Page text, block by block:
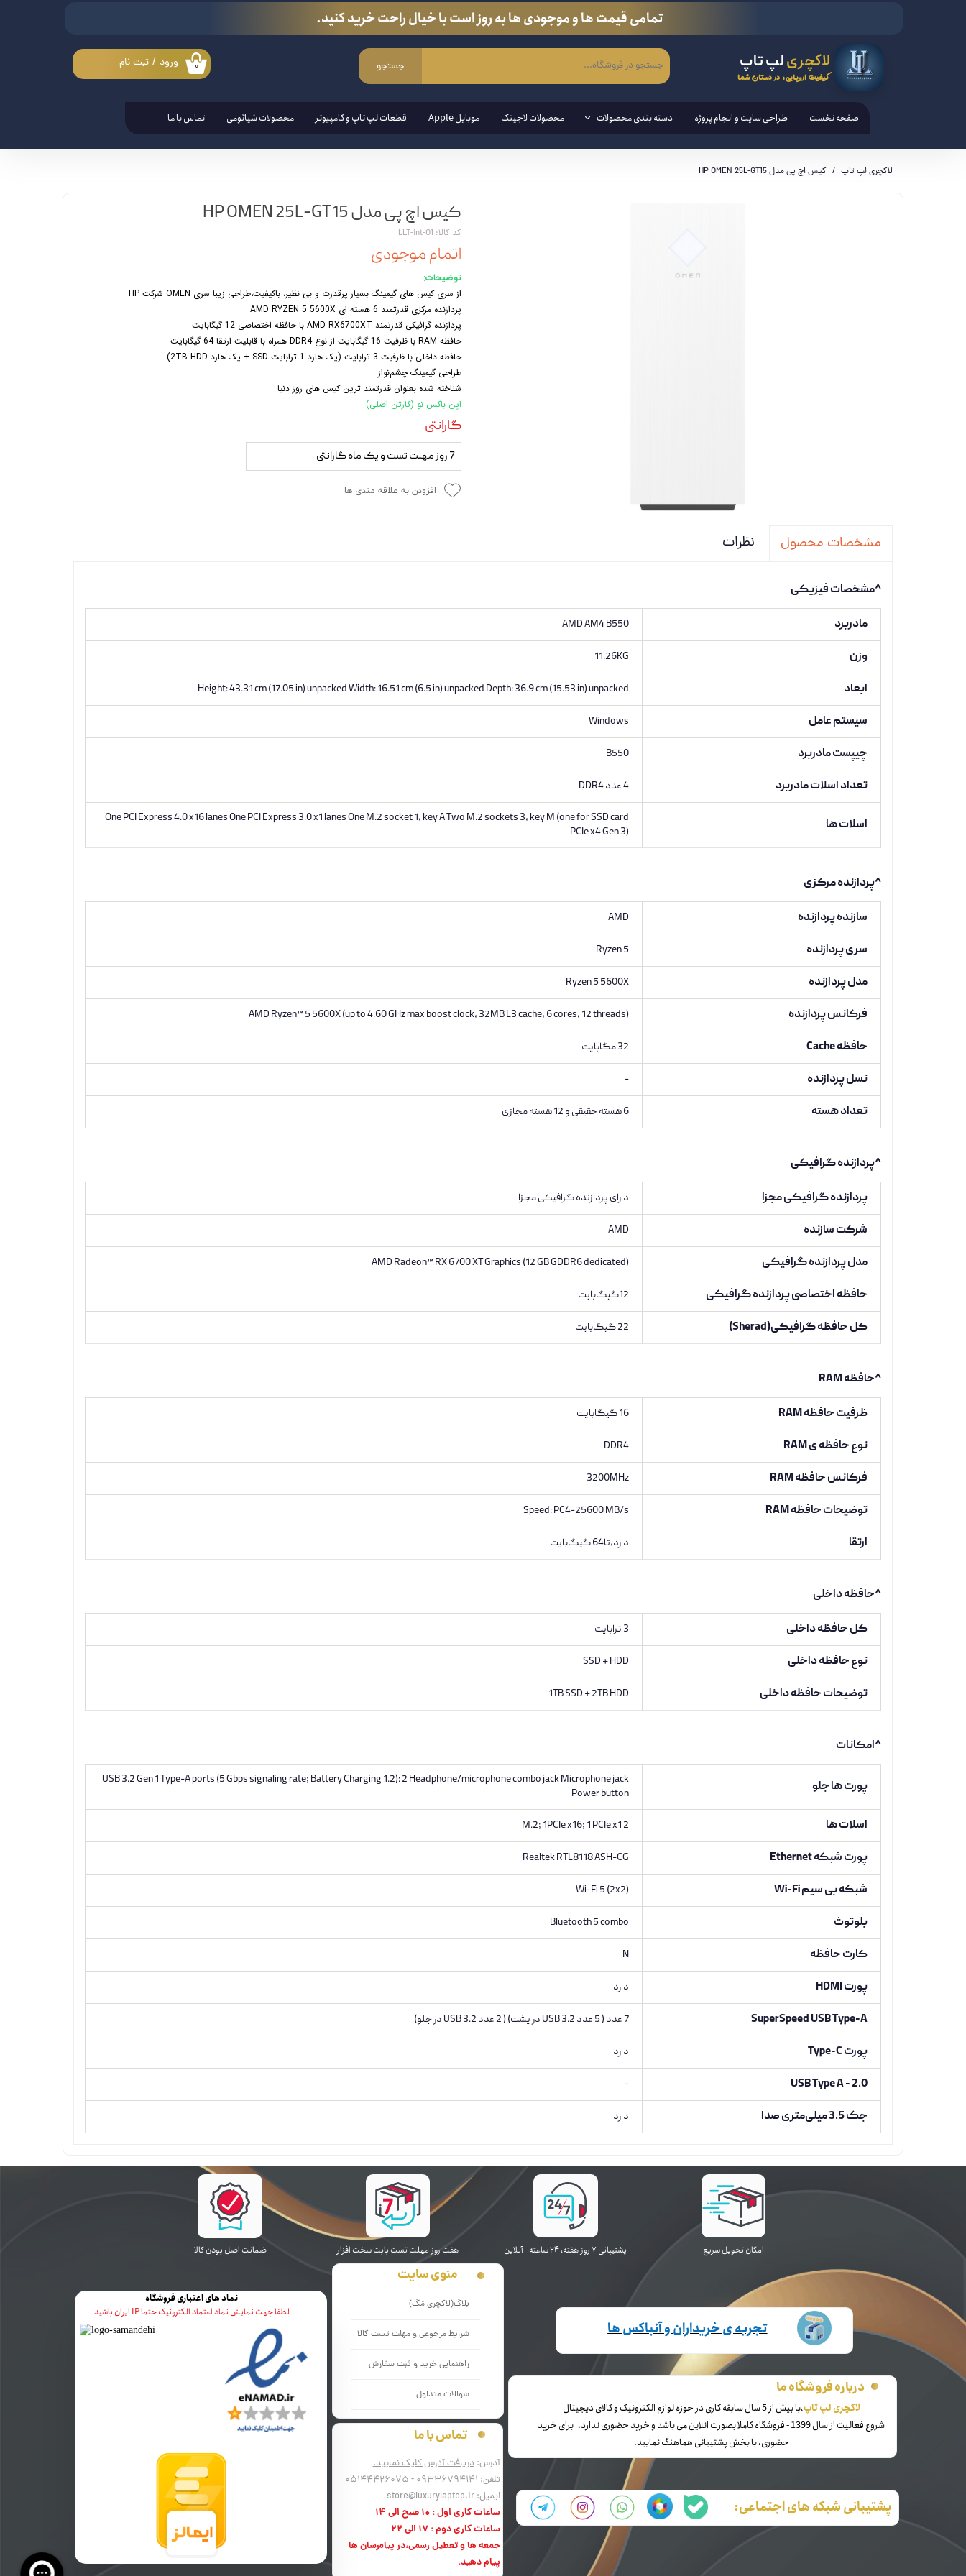
لاکچریلپ تاپ
کیفیت اروپایی، در دستان شما
جستجو ۰ ورود / ثبت نام
تغییر گذر واژه
سفارشات
صفحه نخست طراحی سایت و انجام پروژه دسته بندی محصولات محصولات لاجیتک موبایل Apple قطعات لپ تاپ و کامپیوتر محصولات شیائومی تماس با ما
تمامی قیمت ها و موجودی ها به روز است با خیال راحت خرید کنید.
لاکچری لپ تاپ کیس اچ پی مدل HP OMEN 25L-GT15
کیس اچ پی مدل HP OMEN 25L-GT15
کد کالا: LLT-int-O1
اتمام موجودی
توضیحات:
از سری کیس های گیمینگ بسیار پرقدرت و بی نظیر، باکیفیت،طراحی زیبا سری OMEN شرکت HP
پردازنده مرکزی قدرتمند 6 هسته ای AMD RYZEN 5 5600X
پردازنده گرافیکی قدرتمند AMD RX6700XT با حافظه اختصاصی 12 گیگابایت
حافظه RAM با ظرفیت 16 گیگابایت از نوع DDR4 همراه با قابلیت ارتقا 64 گیگابایت
حافظه داخلی با ظرفیت 3 ترابایت (یک هارد 1 ترابایت SSD + یک هارد 2TB HDD)
طراحی گیمینگ چشم‌نواز
شناخته شده بعنوان قدرتمند ترین کیس های روز دنیا
اپن باکس نو (کارتن اصلی)
گارانتی
7 روز مهلت تست و یک ماه گارانتی
افزودن به علاقه مندی ها
مشخصات محصول نظرات
^مشخصات فیزیکی
مادربرد AMD AM4 B550
وزن 11.26KG
ابعاد Height: 43.31 cm (17.05 in) unpacked Width: 16.51 cm (6.5 in) unpacked Depth: 36.9 cm (15.53 in) unpacked
سیستم عامل Windows
چیپست مادربرد B550
تعداد اسلات مادربرد 4 عدد DDR4
اسلات ها
One PCI Express 4.0 x16 lanes One PCI Express 3.0 x1 lanes One M.2 socket 1, key A Two M.2 sockets 3, key M (one for SSD card
PCIe x4 Gen 3)
^پردازنده مرکزی
سازنده پردازنده AMD
سری پردازنده Ryzen 5
مدل پردازنده Ryzen 5 5600X
فرکانس پردازنده AMD Ryzen™ 5 5600X (up to 4.60 GHz max boost clock, 32MB L3 cache, 6 cores, 12 threads)
حافظه Cache 32 مگابایت
نسل پردازنده -
تعداد هسته 6 هسته حقیقی و 12 هسته مجازی
^پردازنده گرافیکی
پردازنده گرافیکی مجزا دارای پردازنده گرافیکی مجزا
شرکت سازنده AMD
مدل پردازنده گرافیکی AMD Radeon™ RX 6700 XT Graphics (12 GB GDDR6 dedicated)
حافظه اختصاصی پردازنده گرافیکی 12گیگابایت
کل حافظه گرافیکی(Sherad) 22 گیگابایت
^حافظه RAM
ظرفیت حافظه RAM 16 گیگابایت
نوع حافظه ی RAM DDR4
فرکانس حافظه RAM 3200MHz
توضیحات حافظه RAM Speed: PC4-25600 MB/s
ارتقا دارد،تا64 گیگابایت
^حافظه داخلی
کل حافظه داخلی 3 ترابایت
نوع حافظه داخلی SSD + HDD
توضیحات حافظه داخلی 1TB SSD + 2TB HDD
^امکانات
پورت ها جلو
USB 3.2 Gen 1 Type-A ports (5 Gbps signaling rate; Battery Charging 1.2): 2 Headphone/microphone combo jack Microphone jack
Power button
اسلات ها 2 M.2; 1PCIe x16; 1 PCIe x1
پورت شبکه Ethernet Realtek RTL8118 ASH-CG
شبکه بی سیم Wi-Fi Wi-Fi 5 (2x2)
بلوتوث Bluetooth 5 combo
کارت حافظه N
پورت HDMI دارد
SuperSpeed USB Type-A 7 عدد ( 5 عدد USB 3.2 در پشت) ( 2 عدد USB 3.2 در جلو)
پورت Type-C دارد
USB Type A - 2.0
-
جک 3.5 میلی‌متری صدا دارد
پشتیبانی شبکه های اجتماعی:
درباره فروشگاه ما
​لاکچری لپ تاپ،با بیش از 5 سال سابقه کاری در حوزه لوازم الکترونیک و کالای دیجیتال
شروع فعالیت از سال 1399 - فروشگاه کاملا بصورت انلاین می باشد و خرید حضوری ندارد، برای خرید
حضوری، با بخش پشتیبانی هماهنگ نمایید.
منوی سایت
بلاگ(لاکچری مَگ)
شرایط مرجوعی و مهلت تست کالا
راهنمایی خرید و ثبت سفارش
سوالات متداول
تماس با ما
آدرس:دریافت آدرس کلیک نمایید.
تلفن: 09336794141 - 05144426075
ایمیل: store@luxurylaptop.ir
ساعات کاری اول : 10 صبح الی 14
ساعات کاری دوم : 17 الی 22
جمعه ها و تعطیل رسمی،در پیامرسان ها
پیام دهید.
نماد های اعتباری فروشگاه
لطفا جهت نمایش نماد اعتماد الکترونیک حتما IP ایران باشید
اﻣﮑﺎن ﺗﺤﻮﯾﻞ سریع پشتیبانی ۷ روز ﻫﻔﺘﻪ، ۲۴ ﺳﺎﻋﺘﻪ - آنلاین هفت روز مهلت تست بابت سخت افزار ﺿﻤﺎﻧﺖ اﺻﻞ ﺑﻮدن ﮐﺎﻟﺎ
تجربه ی خریداران و آنباکس ها